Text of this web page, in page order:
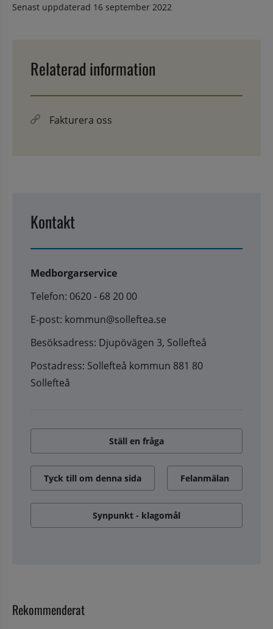
Senast uppdaterad 16 september 2022
Relaterad information
Fakturera oss
Kontakt
Medborgarservice
Telefon: 0620 - 68 20 00
E-post: kommun@solleftea.se
Besöksadress: Djupövägen 3, Sollefteå
Postadress: Sollefteå kommun 881 80
Sollefteå
Ställ en fråga
Tyck till om denna sida Felanmälan
Synpunkt - klagomål
Rekommenderat